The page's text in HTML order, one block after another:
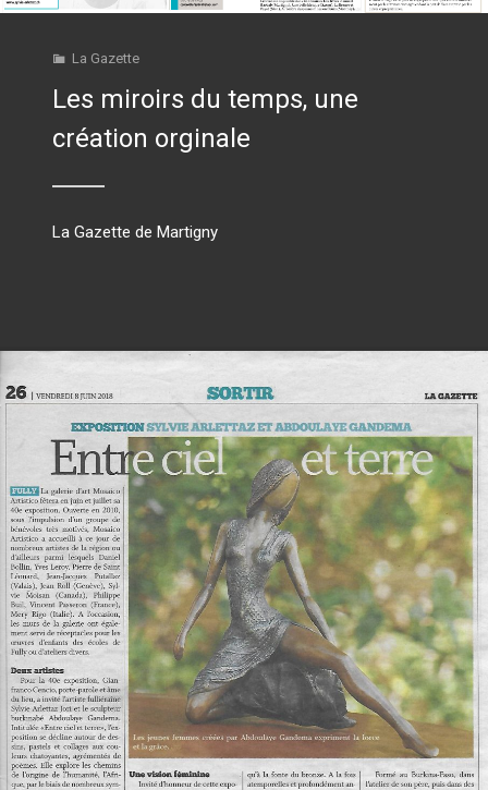
La Gazette
Les miroirs du temps, une
création orginale
La Gazette de Martigny